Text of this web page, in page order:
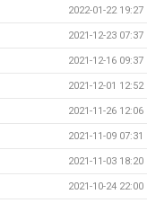
2022-01-22 19:27
2021-12-23 07:37
2021-12-16 09:37
2021-12-01 12:52
2021-11-26 12:06
2021-11-09 07:31
2021-11-03 18:20
2021-10-24 22:00